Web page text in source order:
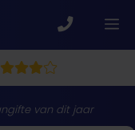
van dit jaar